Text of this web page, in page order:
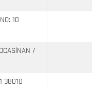
10
/
38010